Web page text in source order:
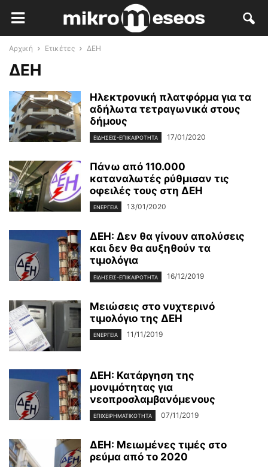
Αρχική Ετικέτες ΔΕΗ
ΔΕΗ
Ηλεκτρονική πλατφόρμα για τα
αδήλωτα τετραγωνικά στους
δήμους
ΕΙΔΉΣΕΙΣ-ΕΠΙΚΑΙΡΌΤΗΤΑ 17/01/2020
Πάνω από 110.000
καταναλωτές ρύθμισαν τις
οφειλές τους στη ΔΕΗ
ΕΝΈΡΓΕΙΑ 13/01/2020
ΔΕΗ: Δεν θα γίνουν απολύσεις
και δεν θα αυξηθούν τα
τιμολόγια
ΕΙΔΉΣΕΙΣ-ΕΠΙΚΑΙΡΌΤΗΤΑ 16/12/2019
Μειώσεις στο νυχτερινό
τιμολόγιο της ΔΕΗ
ΕΝΈΡΓΕΙΑ 11/11/2019
ΔΕΗ: Κατάργηση της
μονιμότητας για
νεοπροσλαμβανόμενους
ΕΠΙΧΕΙΡΗΜΑΤΙΚΌΤΗΤΑ 07/11/2019
ΔΕΗ: Μειωμένες τιμές στο
ρεύμα από το 2020